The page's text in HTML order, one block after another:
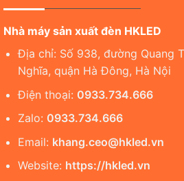
Nhà máy sản xuất đèn HKLED
Địa chỉ: Số 938, đường Quang
Nghĩa, quận Hà Đông, Hà Nội
Điện thoại: 0933.734.666
Zalo: 0933.734.666
Email: khang.ceo@hkled.vn
Website: https://hkled.vn